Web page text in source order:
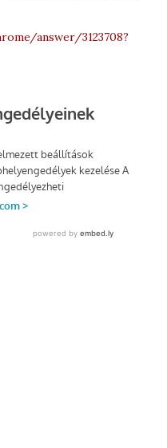
answer/3123708?